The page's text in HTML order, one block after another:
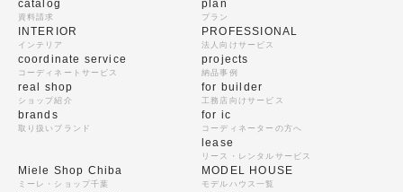
catalog
資料請求
plan
プラン
INTERIOR
インテリア
coordinate service
コーディネートサービス
real shop
ショップ紹介
brands
取り扱いブランド
PROFESSIONAL
法人向けサービス
projects
納品事例
for builder
工務店向けサービス
for ic
コーディネーターの方へ
lease
リース・レンタルサービス
Miele Shop Chiba
ミーレ・ショップ千葉
MODEL HOUSE
モデルハウス一覧